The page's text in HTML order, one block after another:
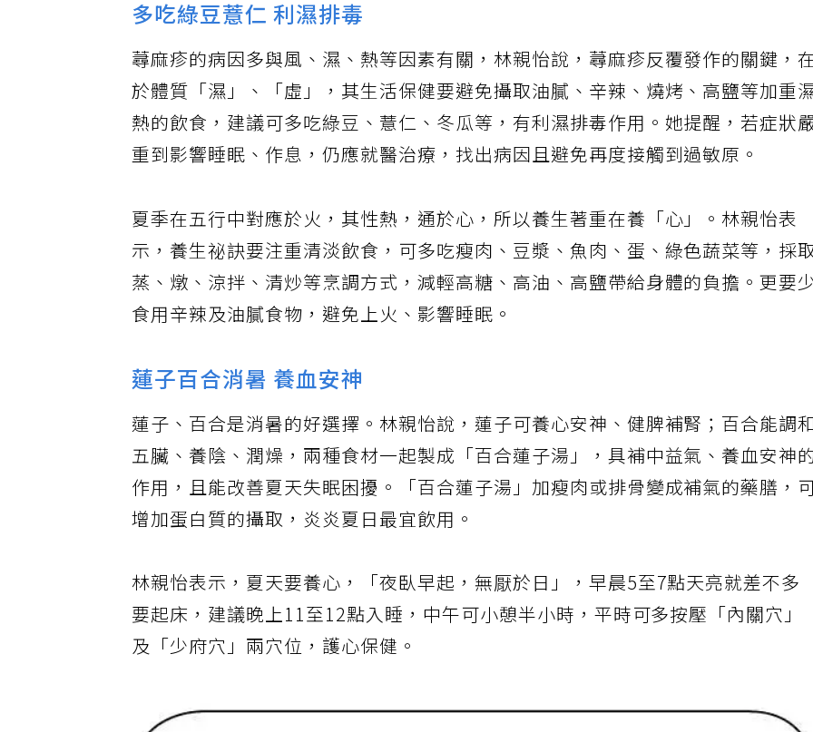
多吃綠豆薏仁 利濕排毒
蕁麻疹的病因多與風、濕、熱等因素有關，林親怡說，蕁麻疹反覆發作的關鍵，
於體質「濕」、「虛」，其生活保健要避免攝取油膩、辛辣、燒烤、高鹽等加重
熱的飲食，建議可多吃綠豆、薏仁、冬瓜等，有利濕排毒作用。她提醒，若症狀
重到影響睡眠、作息，仍應就醫治療，找出病因且避免再度接觸到過敏原。
夏季在五行中對應於火，其性熱，通於心，所以養生著重在養「心」。林親怡表
示，養生祕訣要注重清淡飲食，可多吃瘦肉、豆漿、魚肉、蛋、綠色蔬菜等，採
蒸、燉、涼拌、清炒等烹調方式，減輕高糖、高油、高鹽帶給身體的負擔。更要少
食用辛辣及油膩食物，避免上火、影響睡眠。
蓮子百合消暑 養血安神
蓮子、百合是消暑的好選擇。林親怡說，蓮子可養心安神、健脾補腎；百合能調
五臟、養陰、潤燥，兩種食材一起製成「百合蓮子湯」，具補中益氣、養血安神的
作用，且能改善夏天失眠困擾。「百合蓮子湯」加瘦肉或排骨變成補氣的藥膳，可
增加蛋白質的攝取，炎炎夏日最宜飲用。
林親怡表示，夏天要養心，「夜臥早起，無厭於日」，早晨5至7點天亮就差不多
要起床，建議晚上11至12點入睡，中午可小憩半小時，平時可多按壓「內關穴」
及「少府穴」兩穴位，護心保健。